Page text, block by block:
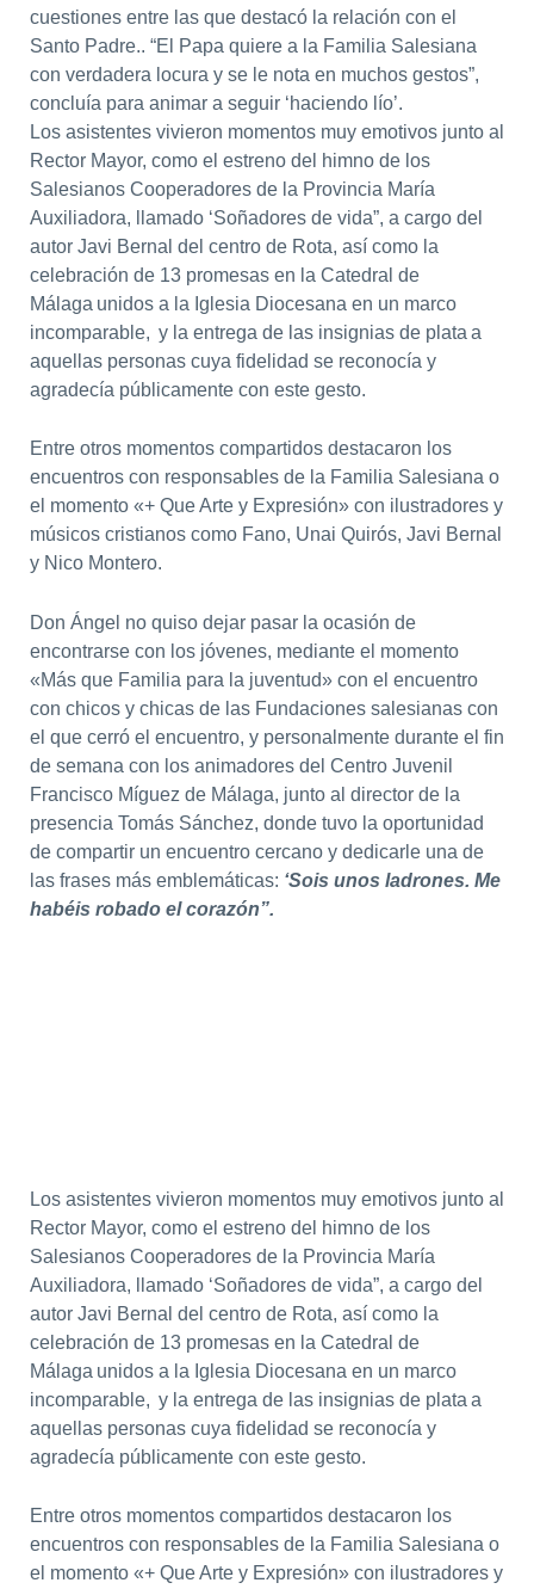
cuestiones entre las que destacó la relación con el
Santo Padre.. “El Papa quiere a la Familia Salesiana
con verdadera locura y se le nota en muchos gestos”,
concluía para animar a seguir ‘haciendo lío’.
Los asistentes vivieron momentos muy emotivos junto al
Rector Mayor, como el estreno del himno de los
Salesianos Cooperadores de la Provincia María
Auxiliadora, llamado ‘Soñadores de vida”, a cargo del
autor Javi Bernal del centro de Rota, así como la
celebración de 13 promesas en la Catedral de
Málaga unidos a la Iglesia Diocesana en un marco
incomparable, y la entrega de las insignias de plata a
aquellas personas cuya fidelidad se reconocía y
agradecía públicamente con este gesto.
Entre otros momentos compartidos destacaron los
encuentros con responsables de la Familia Salesiana o
el momento «+ Que Arte y Expresión» con ilustradores y
músicos cristianos como Fano, Unai Quirós, Javi Bernal
y Nico Montero.
Don Ángel no quiso dejar pasar la ocasión de
encontrarse con los jóvenes, mediante el momento
«Más que Familia para la juventud» con el encuentro
con chicos y chicas de las Fundaciones salesianas con
el que cerró el encuentro, y personalmente durante el fin
de semana con los animadores del Centro Juvenil
Francisco Míguez de Málaga, junto al director de la
presencia Tomás Sánchez, donde tuvo la oportunidad
de compartir un encuentro cercano y dedicarle una de
las frases más emblemáticas: ‘Sois unos ladrones. Me
habéis robado el corazón”.
Los asistentes vivieron momentos muy emotivos junto al
Rector Mayor, como el estreno del himno de los
Salesianos Cooperadores de la Provincia María
Auxiliadora, llamado ‘Soñadores de vida”, a cargo del
autor Javi Bernal del centro de Rota, así como la
celebración de 13 promesas en la Catedral de
Málaga unidos a la Iglesia Diocesana en un marco
incomparable, y la entrega de las insignias de plata a
aquellas personas cuya fidelidad se reconocía y
agradecía públicamente con este gesto.
Entre otros momentos compartidos destacaron los
encuentros con responsables de la Familia Salesiana o
el momento «+ Que Arte y Expresión» con ilustradores y